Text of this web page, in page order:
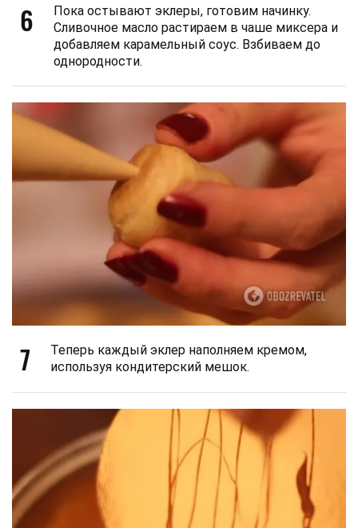
6
Пока остывают эклеры, готовим начинку.
Сливочное масло растираем в чаше миксера и
добавляем карамельный соус. Взбиваем до
однородности.
7
Теперь каждый эклер наполняем кремом,
используя кондитерский мешок.